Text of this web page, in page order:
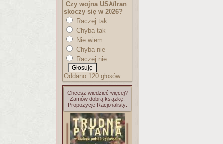
Czy wojna USA/Iran
skoczy się w 2026?
Raczej tak
Chyba tak
Nie wiem
Chyba nie
Raczej nie
Oddano 120 głosów.
Chcesz wiedzieć więcej?
Zamów dobrą książkę.
Propozycje Racjonalisty: